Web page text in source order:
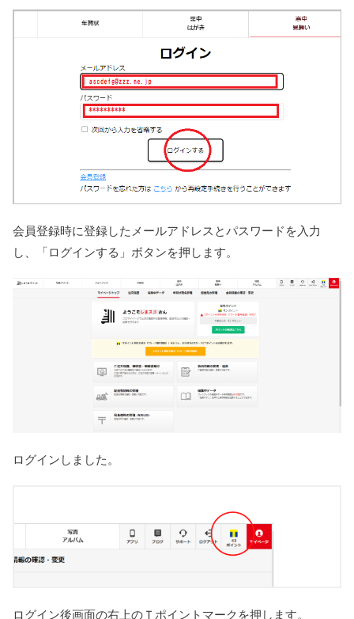
会員登録時に登録したメールアドレスとパスワードを入力
し、「ログインする」ボタンを押します。
ログインしました。
ログイン後画面の右上のＴポイントマークを押します。